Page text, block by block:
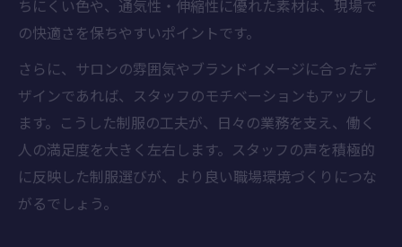
ちにくい色や、通気性・伸縮性に優れた素材は、現場で
の快適さを保ちやすいポイントです。
さらに、サロンの雰囲気やブランドイメージに合ったデ
ザインであれば、スタッフのモチベーションもアップし
ます。こうした制服の工夫が、日々の業務を支え、働く
人の満足度を大きく左右します。スタッフの声を積極的
に反映した制服選びが、より良い職場環境づくりにつな
がるでしょう。